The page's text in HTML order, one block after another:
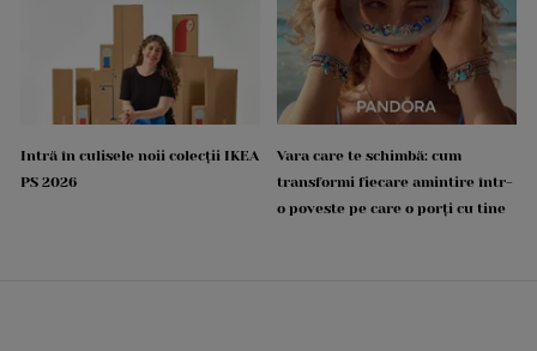
Intră în culisele noii colecții IKEA
PS 2026
Vara care te schimbă: cum
transformi fiecare amintire într-
o poveste pe care o porți cu tine